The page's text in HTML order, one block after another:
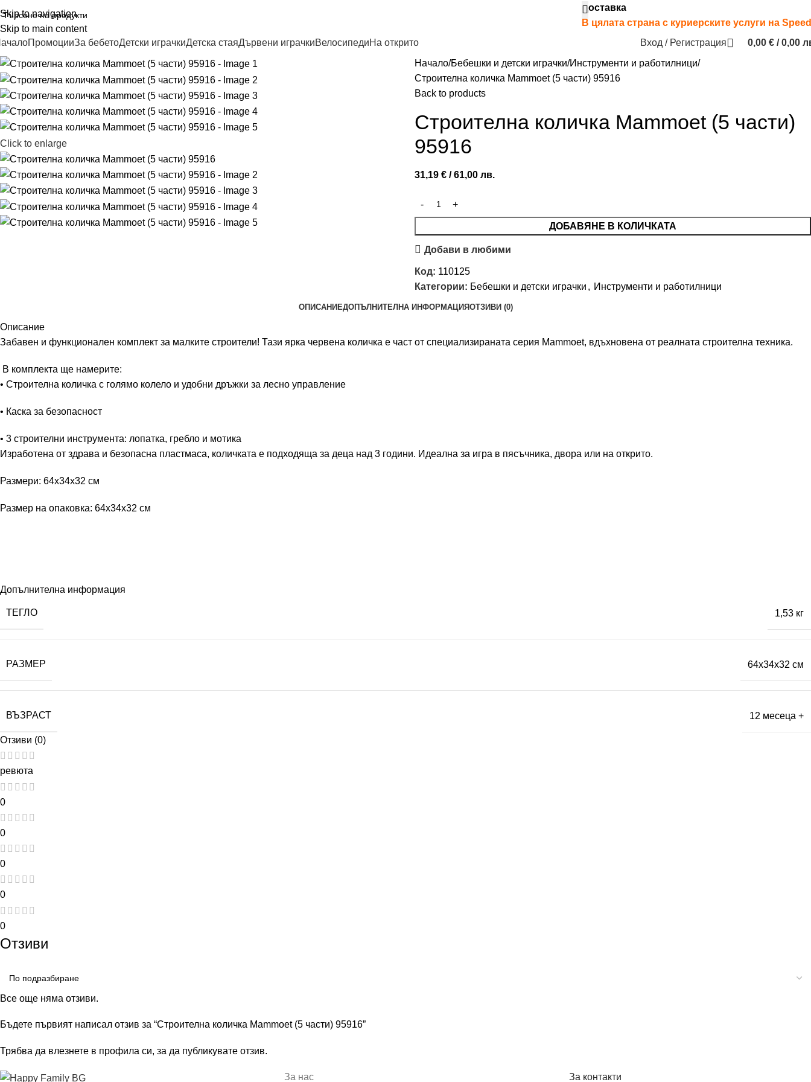
Skip to navigation
Skip to main content
Доставка
В цялата страна с куриерските услуги на
ПромоцииЗа бебетоДетски играчкиДетска стаяДървени играчкиВелосипедиНа открито Вход / Регистрация 0,00 € / 0,00
Click to enlarge
Начало Бебешки и детски играчки Инструменти и работилници
Строителна количка Mammoet (5 части) 95916
Back to products
Строителна количка Mammoet (5 части)
95916
31,19 € / 61,00 лв.
ДОБАВЯНЕ В КОЛИЧКАТА
Добави в любими
Код: 110125
Категории: Бебешки и детски играчки , Инструменти и работилници
ОПИСАНИЕДОПЪЛНИТЕЛНА ИНФОРМАЦИЯОТЗИВИ (0)
Описание
Забавен и функционален комплект за малките строители! Тази ярка червена количка е част от специализираната серия Mammoet, вдъхновена от реалната строителна техника.
В комплекта ще намерите:
• Строителна количка с голямо колело и удобни дръжки за лесно управление
• Каска за безопасност
• 3 строителни инструмента: лопатка, гребло и мотика
Изработена от здрава и безопасна пластмаса, количката е подходяща за деца над 3 години. Идеална за игра в пясъчника, двора или на открито.
Размери: 64x34x32 см
Размер на опаковка: 64x34x32 см
Допълнителна информация
ТЕГЛО 1,53 кг
РАЗМЕР 64x34x32 см
ВЪЗРАСТ 12 месеца +
Отзиви (0)
ревюта
0
0
0
0
0
Отзиви
Все още няма отзиви.
Бъдете първият написал отзив за “Строителна количка Mammoet (5 части) 95916”
Трябва да влезнете в профила си, за да публикувате отзив.
За нас За контакти